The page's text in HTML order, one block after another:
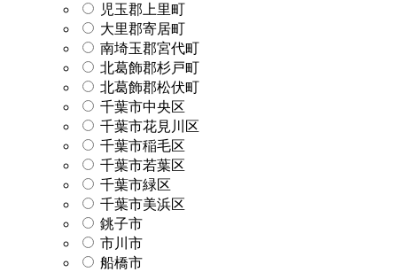
児玉郡上里町
大里郡寄居町
南埼玉郡宮代町
北葛飾郡杉戸町
北葛飾郡松伏町
千葉市中央区
千葉市花見川区
千葉市稲毛区
千葉市若葉区
千葉市緑区
千葉市美浜区
銚子市
市川市
船橋市